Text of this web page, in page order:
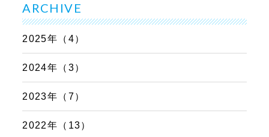
ARCHIVE
2025年（4）
2024年（3）
2023年（7）
2022年（13）